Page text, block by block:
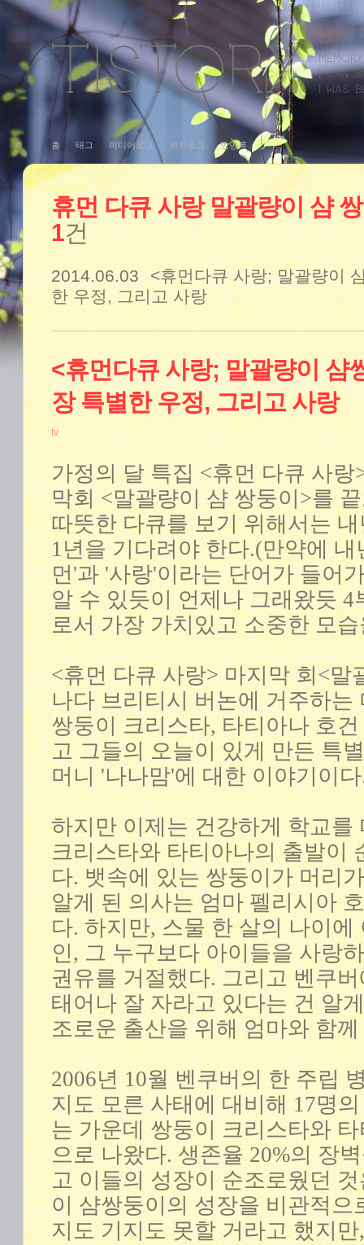
홈 태그 미디어로그 위치로그 방명록
휴먼 다큐 사랑 말괄량이 샴
1건
2014.06.03 <휴먼다큐 사랑; 말괄량이
한 우정, 그리고 사랑
<휴먼다큐 사랑; 말괄량이 샴
장 특별한 우정, 그리고 사랑
tv
가정의 달 특집 <휴먼 다큐 사
막회 <말괄량이 샴 쌍둥이>를
따뜻한 다큐를 보기 위해서는
1년을 기다려야 한다.(만약에
먼'과 '사랑'이라는 단어가 들어
알 수 있듯이 언제나 그래왔듯
로서 가장 가치있고 소중한 모
<휴먼 다큐 사랑> 마지막 회<말
나다 브리티시 버논에 거주하는
쌍둥이 크리스타, 타티아나 호
고 그들의 오늘이 있게 만든 특
머니 '나나맘'에 대한 이야기이
하지만 이제는 건강하게 학교를
크리스타와 타티아나의 출발이
다. 뱃속에 있는 쌍둥이가 머리
알게 된 의사는 엄마 펠리시아
다. 하지만, 스물 한 살의 나이에
인, 그 누구보다 아이들을 사랑
권유를 거절했다. 그리고 벤쿠
태어나 잘 자라고 있다는 건 알
조로운 출산을 위해 엄마와 함
2006년 10월 벤쿠버의 한 주립
지도 모른 사태에 대비해 17명
는 가운데 쌍둥이 크리스타와
으로 나왔다. 생존율 20%의 장
고 이들의 성장이 순조로웠던
이 샴쌍둥이의 성장을 비관적으
지도 기지도 못할 거라고 했지